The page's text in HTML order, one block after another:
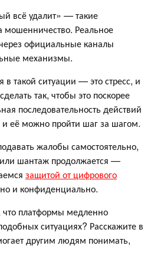
всё удалит» — такие
мошенничество. Реальное
официальные каналы
механизмы.
в такой ситуации — это стресс, и
так, чтобы это поскорее
последовательность действий
и её можно пройти шаг за шагом.
жалобы самостоятельно,
или шантаж продолжается —
защитой от цифрового
и конфиденциально.
что платформы медленно
ситуациях? Расскажите в
другим людям понимать,